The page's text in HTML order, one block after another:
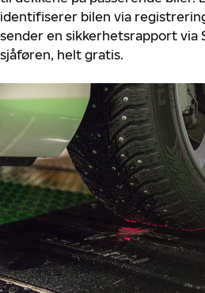
identifiserer bilen via
sender en sikkerhetsrapport via
sjåføren, helt gratis.